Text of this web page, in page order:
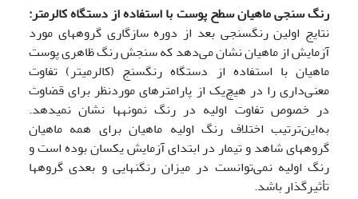
رنگ سنجی ماهیان سطح پوست با استفاده از دستگاه کالرمتر:
نتایج اولین رنگ­سنجی بعد از دوره سازگاری گروههای مورد
آزمایش از ماهیان نشان می‌دهد که سنجش رنگ ظاهری پوست
ماهیان با استفاده از دستگاه رنگ­سنج (کالرمیتر) تفاوت
معنی‌داری را در هیچ‌یک از پارامترهای موردنظر برای قضاوت
در خصوص تفاوت اولیه در رنگ نمونه­ها نشان نمی­دهد.
به‌این‌ترتیب اختلاف رنگ اولیه ماهیان برای همه ماهیان
گروههای شاهد و تیمار در ابتدای آزمایش یکسان بوده است و
رنگ اولیه نمی‌توانست در میزان رنگ­نهایی و بعدی گروهها
تأثیرگذار باشد.